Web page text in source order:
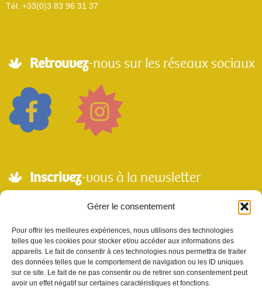
Gérer le consentement
Pour offrir les meilleures expériences, nous utilisons des technologies
telles que les cookies pour stocker et/ou accéder aux informations des
appareils. Le fait de consentir à ces technologies nous permettra de traiter
des données telles que le comportement de navigation ou les ID uniques
sur ce site. Le fait de ne pas consentir ou de retirer son consentement peut
avoir un effet négatif sur certaines caractéristiques et fonctions.
Tél. +33(0)3 83 96 31 37
Retrouvez-nous sur les réseaux sociaux
Inscrivez-vous à la newsletter
Nom
Votre e-mail sera utilisé uniquement pour nous permettre de vous envoyer notre